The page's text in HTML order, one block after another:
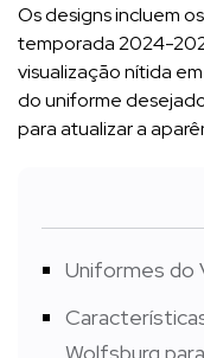
Os designs incluem
temporada 2024-
visualização nítida
do uniforme
para atualizar a
Uniformes do